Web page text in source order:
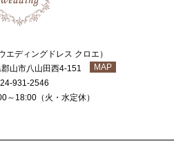
エディングドレス クロエ）
山市八山田西4-151
MAP
931-2546
～18:00（火・水定休）